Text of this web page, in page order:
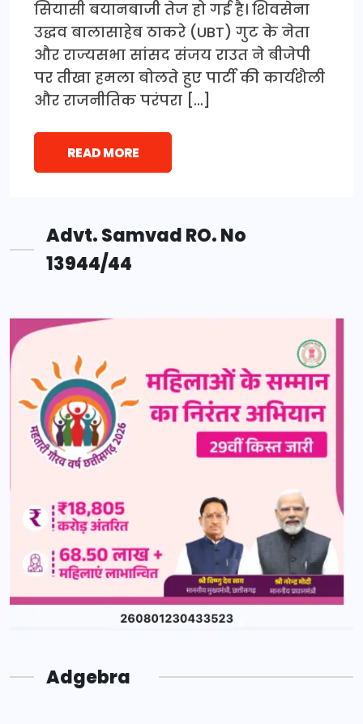
सियासी बयानबाजी तेज हो गई है। शिवसेना
उद्धव बालासाहेब ठाकरे (UBT) गुट के नेता
और राज्यसभा सांसद संजय राउत ने बीजेपी
पर तीखा हमला बोलते हुए पार्टी की कार्यशैली
और राजनीतिक परंपरा […]
READ MORE
Advt. Samvad RO. No
13944/44
Adgebra